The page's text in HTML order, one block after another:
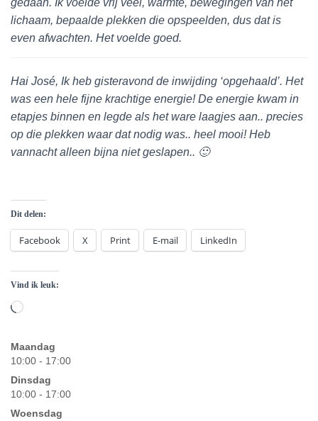
gedaan. Ik voelde vrij veel, warmte, bewegingen van het
lichaam, bepaalde plekken die opspeelden, dus dat is
even afwachten. Het voelde goed.
Hai José, Ik heb gisteravond de inwijding ‘opgehaald’. Het
was een hele fijne krachtige energie! De energie kwam in
etapjes binnen en legde als het ware laagjes aan.. precies
op die plekken waar dat nodig was.. heel mooi! Heb
vannacht alleen bijna niet geslapen.. 🙂
Dit delen:
Facebook X Print E-mail LinkedIn
Vind ik leuk:
Aan
laden...
Maandag
10:00 - 17:00
Dinsdag
10:00 - 17:00
Woensdag